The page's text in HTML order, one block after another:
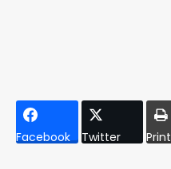
Facebook Twitter Print